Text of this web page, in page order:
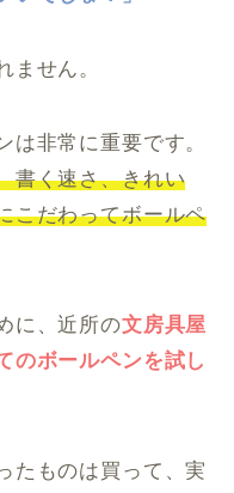
ません。
は非常に重要です。
書く速さ、きれい
こだわってボールペ
に、近所の文房具屋
のボールペンを試し
たものは買って、実